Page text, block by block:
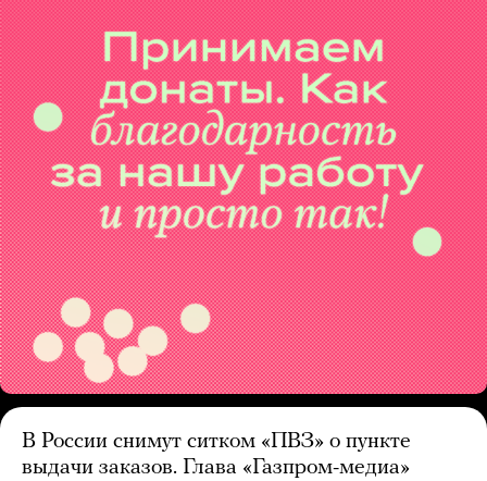
В России снимут ситком «ПВЗ» о пункте
выдачи заказов. Глава «Газпром-медиа»